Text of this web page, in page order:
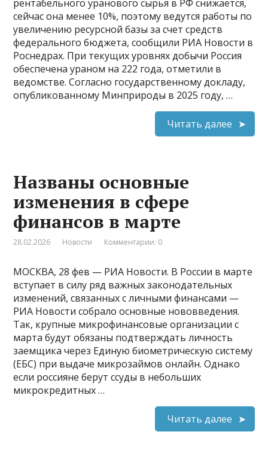
рентабельного уранового сырья в РФ снижается,
сейчас она менее 10%, поэтому ведутся работы по
увеличению ресурсной базы за счет средств
федерального бюджета, сообщили РИА Новости в
Роснедрах. При текущих уровнях добычи Россия
обеспечена ураном на 222 года, отметили в
ведомстве​​​. Согласно государственному докладу,
опубликованному Минприроды в 2025 году, …
Читать далее
Названы основные
изменения в сфере
финансов в марте
28.02.2026 Новости Комментарии: 0
МОСКВА, 28 фев — РИА Новости. В России в марте
вступает в силу ряд важных законодательных
изменений, связанных с личными финансами —
РИА Новости собрало основные нововведения.
Так, крупные микрофинансовые организации с
марта будут обязаны подтверждать личность
заемщика через Единую биометрическую систему
(ЕБС) при выдаче микрозаймов онлайн​​​. Однако
если россияне берут ссуды в небольших
микрокредитных …
Читать далее